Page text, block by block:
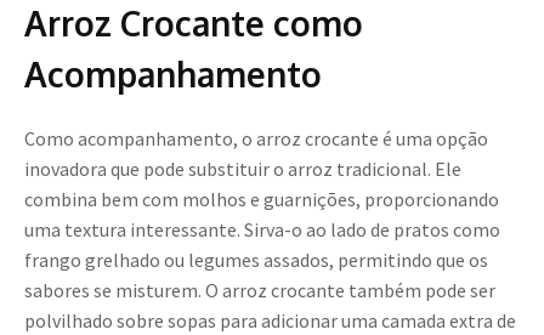
Arroz Crocante como
Acompanhamento
Como acompanhamento, o arroz crocante é uma opção
inovadora que pode substituir o arroz tradicional. Ele
combina bem com molhos e guarnições, proporcionando
uma textura interessante. Sirva-o ao lado de pratos como
frango grelhado ou legumes assados, permitindo que os
sabores se misturem. O arroz crocante também pode ser
polvilhado sobre sopas para adicionar uma camada extra de